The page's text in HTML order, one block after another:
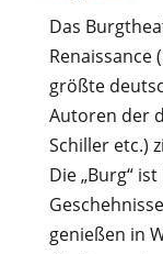
Das
Renaissance
größte
Autoren der
Schiller etc.)
Die „Burg“
genießen in